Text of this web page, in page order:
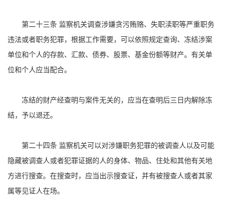
第二十三条 监察机关调查涉嫌贪污贿赂、失职渎职等严重职务
违法或者职务犯罪，根据工作需要，可以依照规定查询、冻结涉案
单位和个人的存款、汇款、债券、股票、基金份额等财产。有关单
位和个人应当配合。
冻结的财产经查明与案件无关的，应当在查明后三日内解除冻
结，予以退还。
第二十四条 监察机关可以对涉嫌职务犯罪的被调查人以及可能
隐藏被调查人或者犯罪证据的人的身体、物品、住处和其他有关地
方进行搜查。在搜查时，应当出示搜查证，并有被搜查人或者其家
属等见证人在场。